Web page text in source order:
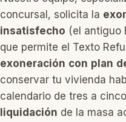
concursal, solicita la
insatisfecho (el antiguo
que permite el Texto
exoneración con plan
conservar tu vivienda
calendario de tres a
liquidación de la masa